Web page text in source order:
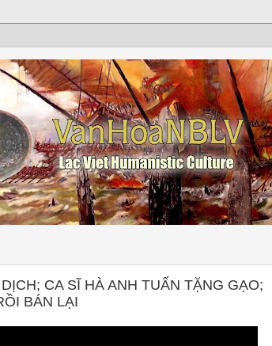
CA SĨ HÀ ANH TUẤN TẶNG GẠO;
BÁN LẠI